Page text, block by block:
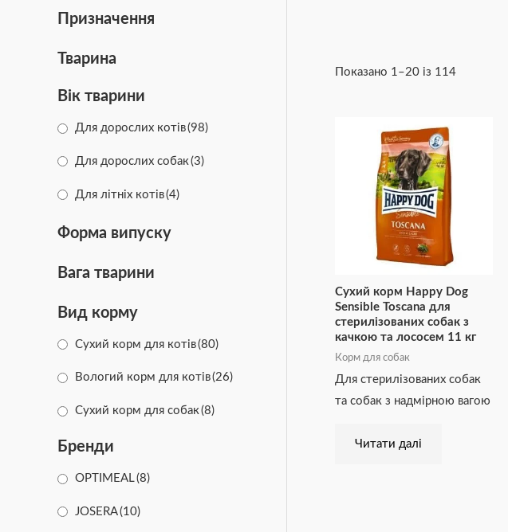
Призначення
Тварина
Вік тварини
Для дорослих котів(98)
Для дорослих собак (3)
Для літніх котів(4)
Форма випуску
Вага тварини
Вид корму
Сухий корм для котів(80)
Вологий корм для котів(26)
Сухий корм для собак(8)
Бренди
OPTIMEAL(8)
JOSERA(10)
Показано 1–20 із 114
Сухий корм Happy Dog
Sensible Toscana для
стерилізованих собак з
качкою та лососем 11 кг
Корм для собак
Для стерилізованих собак
та собак з надмірною вагою
Читати далі